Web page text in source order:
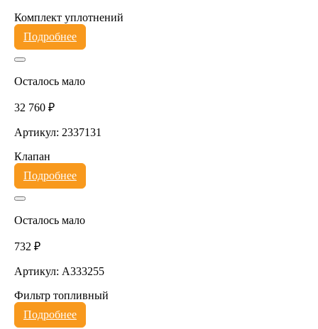
Комплект уплотнений
Подробнее
Осталось мало
32 760 ₽
Артикул: 2337131
Клапан
Подробнее
Осталось мало
732 ₽
Артикул: A333255
Фильтр топливный
Подробнее